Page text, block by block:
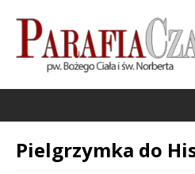
Pielgrzymka do